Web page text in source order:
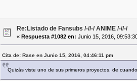
Re:Listado de Fansubs /-//-/ ANIME /-//-/
« Respuesta #1082 en: Junio 15, 2016,
Cita de: Rase en Junio 15, 2016, 04:46:11 pm
Quizás viste uno de sus primeros proyectos, de